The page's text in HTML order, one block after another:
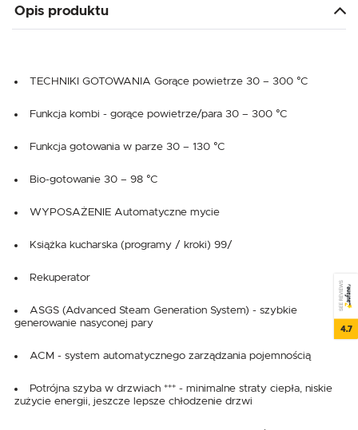
Opis produktu
TECHNIKI GOTOWANIA Gorące powietrze 30 – 300 °C
Funkcja kombi - gorące powietrze/para 30 – 300 °C
Funkcja gotowania w parze 30 – 130 °C
Bio-gotowanie 30 – 98 °C
WYPOSAŻENIE Automatyczne mycie
Książka kucharska (programy / kroki) 99/
Rekuperator
ASGS (Advanced Steam Generation System) - szybkie
generowanie nasyconej pary
ACM - system automatycznego zarządzania pojemnością
Potrójna szyba w drzwiach *** - minimalne straty ciepła, niskie
zużycie energii, jeszcze lepsze chłodzenie drzwi
SEE REVIEWS
4.7